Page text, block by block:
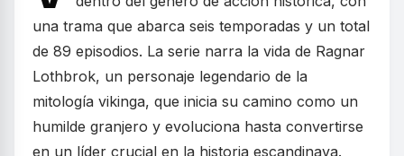
una trama que abarca seis temporadas y un total
de 89 episodios. La serie narra la vida de Ragnar
Lothbrok, un personaje legendario de la
mitología vikinga, que inicia su camino como un
humilde granjero y evoluciona hasta convertirse
en un líder crucial en la historia escandinava.